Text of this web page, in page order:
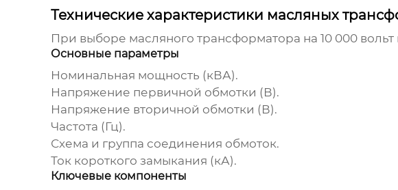
Технические характеристики масляных
При выборе масляного трансформатора на 10 000 вольт
Основные параметры
Номинальная мощность (кВА).
Напряжение первичной обмотки (В).
Напряжение вторичной обмотки (В).
Частота (Гц).
Схема и группа соединения обмоток.
Ток короткого замыкания (кА).
Ключевые компоненты